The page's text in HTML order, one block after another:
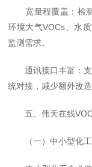
宽量程覆盖：检测
环境大气VOCs、水
监测需求。
通讯接口丰富：支
统对接，减少额外改造
五、伟天在线
（一）中小型化工